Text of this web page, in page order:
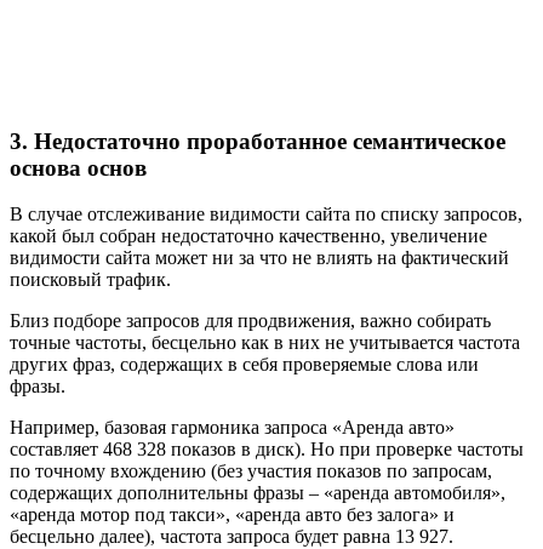
3. Недостаточно проработанное семантическое
основа основ
В случае отслеживание видимости сайта по списку запросов,
какой был собран недостаточно качественно, увеличение
видимости сайта может ни за что не влиять на фактический
поисковый трафик.
Близ подборе запросов для продвижения, важно собирать
точные частоты, бесцельно как в них не учитывается частота
других фраз, содержащих в себя проверяемые слова или
фразы.
Например, базовая гармоника запроса «Аренда авто»
составляет 468 328 показов в диск). Но при проверке частоты
по точному вхождению (без участия показов по запросам,
содержащих дополнительны фразы – «аренда автомобиля»,
«аренда мотор под такси», «аренда авто без залога» и
бесцельно далее), частота запроса будет равна 13 927.